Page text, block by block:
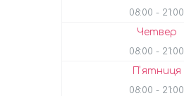
08:00 21:00
Четвер
08:00 21:00
Пʼятниця
08:00 21:00